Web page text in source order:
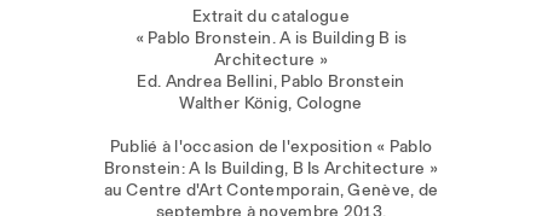
Extrait du catalogue
« Pablo Bronstein. A is Building B is
Architecture »
Ed. Andrea Bellini, Pablo Bronstein
Walther König, Cologne
Publié à l'occasion de l'exposition « Pablo
Bronstein: A Is Building, B Is Architecture »
au Centre d'Art Contemporain, Genève, de